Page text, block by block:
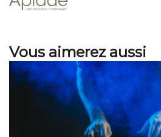
Vous aimerez aussi